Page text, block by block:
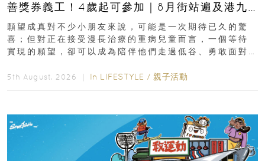
善獎券義工！4歲起可參加｜8月街站遍及港九
新界
願望成真對不少小朋友來說，可能是一次期待已久的驚
喜；但對正在接受漫長治療的重病兒童而言，一個等待
實現的願望，卻可以成為陪伴他們走過低谷、勇敢面對
5th August, 2026 ｜ In LIFESTYLE / 親子活動